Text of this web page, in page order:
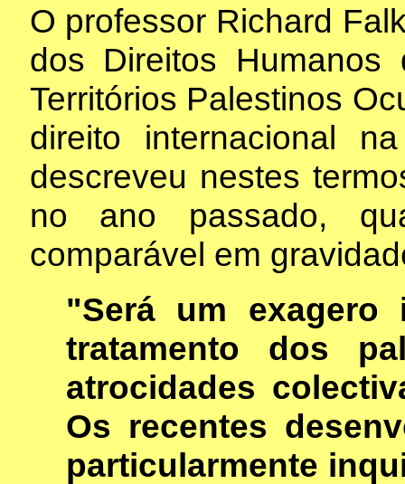
O professor Richard
dos Direitos
Territórios Palestinos
direito internacional
descreveu nestes
no ano passado,
comparável em
"Será um exagero
tratamento dos
atrocidades
Os recentes
particularmente